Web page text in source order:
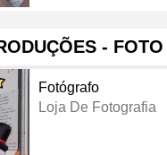
-
Fotógrafo
Loja De Fotografia